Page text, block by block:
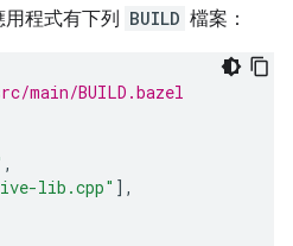
程式有下列 BUILD 檔案：
main/BUILD.bazel
,
lib.cpp" ],